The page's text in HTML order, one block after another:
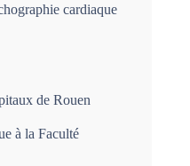
cardiaque
de Rouen
à la Faculté